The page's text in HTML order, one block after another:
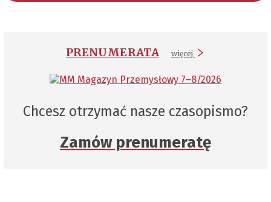
PRENUMERATA więcej
Chcesz otrzymać nasze czasopismo?
Zamów prenumeratę